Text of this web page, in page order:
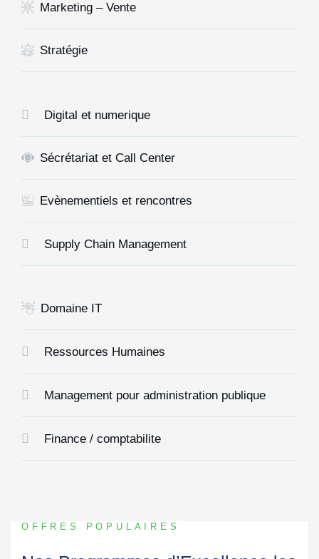
Marketing – Vente
Stratégie
Digital et numerique
Sécrétariat et Call Center
Evènementiels et rencontres
Supply Chain Management
Domaine IT
Ressources Humaines
Management pour administration publique
Finance / comptabilite
OFFRES POPULAIRES